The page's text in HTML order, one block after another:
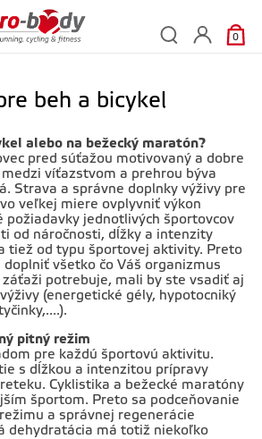
0
beh a bicykel
alebo na bežecký maratón?
pred súťažou motivovaný a dobre
víťazstvom a prehrou býva
Strava a správne doplnky výživy pre
veľkej miere ovplyvniť výkon
požiadavky jednotlivých športovcov
od náročnosti, dĺžky a intenzity
tiež od typu športovej aktivity. Preto
všetko čo Váš organizmus
záťaži potrebuje, mali by ste vsadiť aj
(energetické gély, hypotocniký
pitný režim
pre každú športovú aktivitu.
s dĺžkou a intenzitou prípravy
Cyklistika a bežecké maratóny
športom. Preto sa podceňovanie
a správnej regenerácie
dehydratácia má totiž niekoľko